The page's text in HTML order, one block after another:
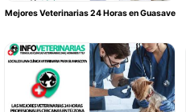
Mejores Veterinarias 24 Horas en Guasave